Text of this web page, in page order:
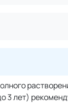
3 лет)